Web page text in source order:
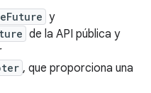
y
de la API pública y
, que proporciona una